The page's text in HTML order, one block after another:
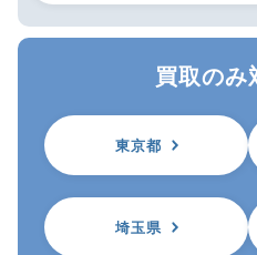
買取のみ
東京都
埼玉県